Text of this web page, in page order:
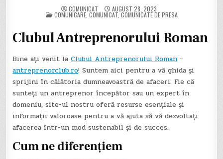
COMUNICAT AUGUST 28, 2023
POSTED
IN
COMUNICARE, COMUNICAT, COMUNICATE DE PRESA
Clubul Antreprenorului Roman
Bine ați venit laClubul Antreprenorului Roman –
antreprenorclub.ro! Suntem aici pentru a vă ghida și
sprijini în călătoria dumneavoastră de afaceri. Fie că
sunteți un antreprenor începător sau un expert în
domeniu, site-ul nostru oferă resurse esențiale și
informații valoroase pentru a vă ajuta să vă dezvoltați
afacerea într-un mod sustenabil și de succes.
Cum ne diferențiem